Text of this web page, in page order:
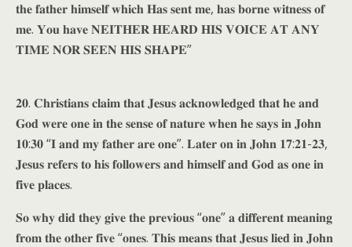
𝐭𝐡𝐞 𝐟𝐚𝐭𝐡𝐞𝐫 𝐡𝐢𝐦𝐬𝐞𝐥𝐟 𝐰𝐡𝐢𝐜𝐡 𝐇𝐚𝐬 𝐬𝐞𝐧𝐭 𝐦𝐞, 𝐡𝐚𝐬 𝐛𝐨𝐫𝐧𝐞 𝐰𝐢𝐭𝐧𝐞𝐬𝐬 𝐨𝐟
𝐦𝐞. 𝐘𝐨𝐮 𝐡𝐚𝐯𝐞 𝐍𝐄𝐈𝐓𝐇𝐄𝐑 𝐇𝐄𝐀𝐑𝐃 𝐇𝐈𝐒 𝐕𝐎𝐈𝐂𝐄 𝐀𝐓 𝐀𝐍𝐘
𝐓𝐈𝐌𝐄 𝐍𝐎𝐑 𝐒𝐄𝐄𝐍 𝐇𝐈𝐒 𝐒𝐇𝐀𝐏𝐄”
𝟐𝟎. 𝐂𝐡𝐫𝐢𝐬𝐭𝐢𝐚𝐧𝐬 𝐜𝐥𝐚𝐢𝐦 𝐭𝐡𝐚𝐭 𝐉𝐞𝐬𝐮𝐬 𝐚𝐜𝐤𝐧𝐨𝐰𝐥𝐞𝐝𝐠𝐞𝐝 𝐭𝐡𝐚𝐭 𝐡𝐞 𝐚𝐧𝐝
𝐆𝐨𝐝 𝐰𝐞𝐫𝐞 𝐨𝐧𝐞 𝐢𝐧 𝐭𝐡𝐞 𝐬𝐞𝐧𝐬𝐞 𝐨𝐟 𝐧𝐚𝐭𝐮𝐫𝐞 𝐰𝐡𝐞𝐧 𝐡𝐞 𝐬𝐚𝐲𝐬 𝐢𝐧 𝐉𝐨𝐡𝐧
𝟏𝟎:𝟑𝟎 “𝐈 𝐚𝐧𝐝 𝐦𝐲 𝐟𝐚𝐭𝐡𝐞𝐫 𝐚𝐫𝐞 𝐨𝐧𝐞”. 𝐋𝐚𝐭𝐞𝐫 𝐨𝐧 𝐢𝐧 𝐉𝐨𝐡𝐧 𝟏𝟕:𝟐𝟏-𝟐𝟑,
𝐉𝐞𝐬𝐮𝐬 𝐫𝐞𝐟𝐞𝐫𝐬 𝐭𝐨 𝐡𝐢𝐬 𝐟𝐨𝐥𝐥𝐨𝐰𝐞𝐫𝐬 𝐚𝐧𝐝 𝐡𝐢𝐦𝐬𝐞𝐥𝐟 𝐚𝐧𝐝 𝐆𝐨𝐝 𝐚𝐬 𝐨𝐧𝐞 𝐢𝐧
𝐟𝐢𝐯𝐞 𝐩𝐥𝐚𝐜𝐞𝐬.
𝐒𝐨 𝐰𝐡𝐲 𝐝𝐢𝐝 𝐭𝐡𝐞𝐲 𝐠𝐢𝐯𝐞 𝐭𝐡𝐞 𝐩𝐫𝐞𝐯𝐢𝐨𝐮𝐬 “𝐨𝐧𝐞” 𝐚 𝐝𝐢𝐟𝐟𝐞𝐫𝐞𝐧𝐭 𝐦𝐞𝐚𝐧𝐢𝐧𝐠
𝐟𝐫𝐨𝐦 𝐭𝐡𝐞 𝐨𝐭𝐡𝐞𝐫 𝐟𝐢𝐯𝐞 “𝐨𝐧𝐞𝐬. 𝐓𝐡𝐢𝐬 𝐦𝐞𝐚𝐧𝐬 𝐭𝐡𝐚𝐭 𝐉𝐞𝐬𝐮𝐬 𝐥𝐢𝐞𝐝 𝐢𝐧 𝐉𝐨𝐡𝐧